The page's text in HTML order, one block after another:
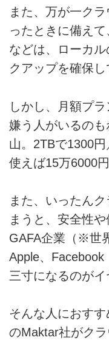
また、万が一ク
ったときに備え
などは、ローカ
クアップを確保し
しかし、月額プ
嫌う人がいるの
山。2TBで1300
使えば15万6000
また、いったん
まうと、安全性
GAFA企業（※世
Apple、
三寸になるのがイ
そんな人におす
のMaktar社がク